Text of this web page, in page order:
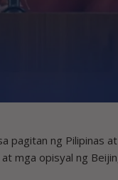
pagitan ng Pilipinas
mga opisyal ng